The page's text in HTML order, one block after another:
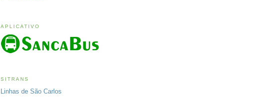
APLICATIVO
SITRANS
Linhas de São Carlos